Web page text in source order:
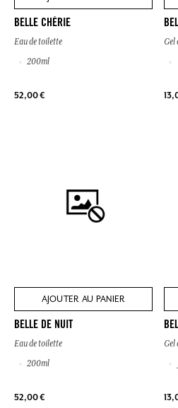
BELLE CHÉRIE
Eau de toilette
200ml
52,00 €
Gel
AJOUTER AU PANIER
BELLE DE NUIT
Eau de toilette
200ml
52,00 €
Gel